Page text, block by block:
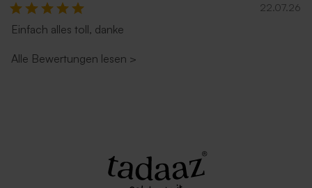
22.07.26
Einfach alles toll, danke
Alle Bewertungen lesen >